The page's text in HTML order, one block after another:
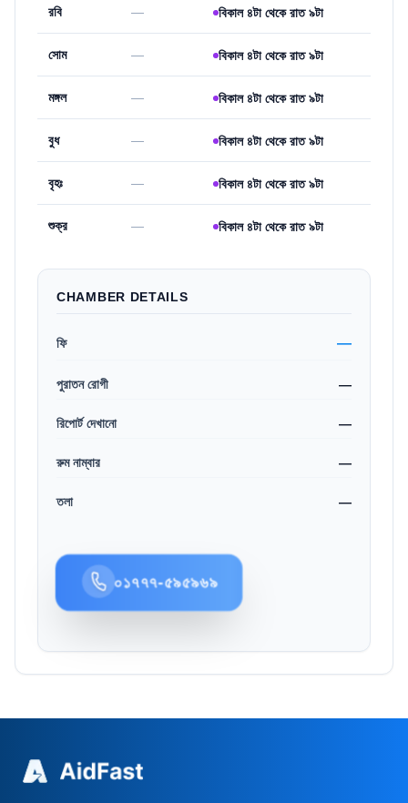
রবি — বিকাল ৪টা থেকে রাত ৯টা
সোম — বিকাল ৪টা থেকে রাত ৯টা
মঙ্গল — বিকাল ৪টা থেকে রাত ৯টা
বুধ — বিকাল ৪টা থেকে রাত ৯টা
বৃহঃ — বিকাল ৪টা থেকে রাত ৯টা
শুক্র — বিকাল ৪টা থেকে রাত ৯টা
CHAMBER DETAILS
ফি —
পুরাতন রোগী —
রিপোর্ট দেখানো —
রুম নাম্বার —
তলা —
০১৭৭৭-৫৯৫৯৬৯